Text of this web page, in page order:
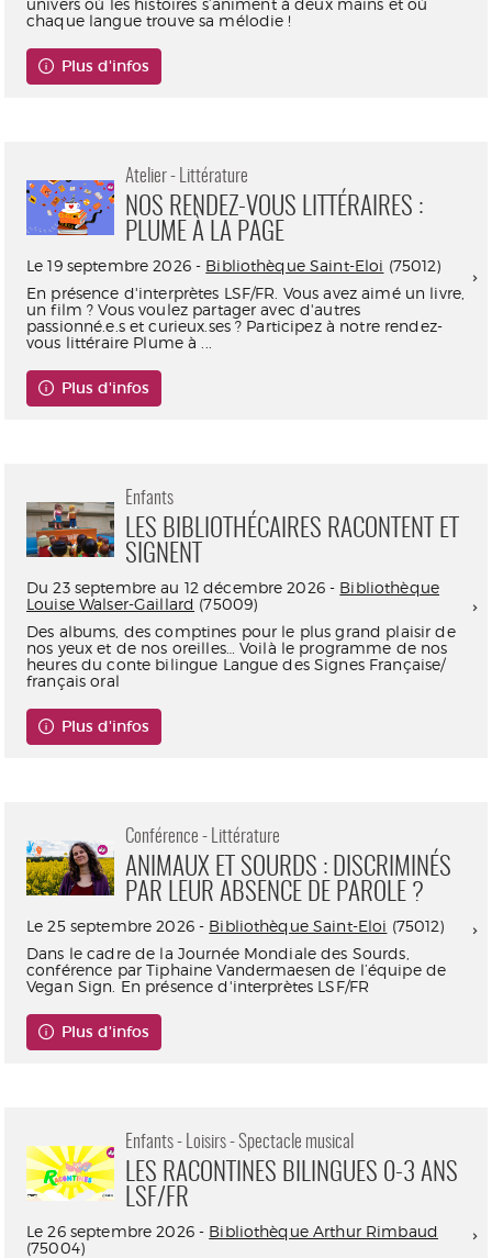
univers où les histoires s’animent à deux mains et où
chaque langue trouve sa mélodie !
Plus d'infos
Atelier - Littérature
NOS RENDEZ-VOUS LITTÉRAIRES :
PLUME À LA PAGE
Le 19 septembre 2026 - Bibliothèque Saint-Eloi (75012)
En présence d'interprètes LSF/FR. Vous avez aimé un livre,
un film ? Vous voulez partager avec d'autres
passionné.e.s et curieux.ses ? Participez à notre rendez-
vous littéraire Plume à ...
Plus d'infos
Enfants
LES BIBLIOTHÉCAIRES RACONTENT ET
SIGNENT
Du 23 septembre au 12 décembre 2026 - Bibliothèque
Louise Walser-Gaillard (75009)
Des albums, des comptines pour le plus grand plaisir de
nos yeux et de nos oreilles… Voilà le programme de nos
heures du conte bilingue Langue des Signes Française/
français oral
Plus d'infos
Conférence - Littérature
ANIMAUX ET SOURDS : DISCRIMINÉS
PAR LEUR ABSENCE DE PAROLE ?
Le 25 septembre 2026 - Bibliothèque Saint-Eloi (75012)
Dans le cadre de la Journée Mondiale des Sourds,
conférence par Tiphaine Vandermaesen de l’équipe de
Vegan Sign. En présence d'interprètes LSF/FR
Plus d'infos
Enfants - Loisirs - Spectacle musical
LES RACONTINES BILINGUES 0-3 ANS
LSF/FR
Le 26 septembre 2026 - Bibliothèque Arthur Rimbaud
(75004)